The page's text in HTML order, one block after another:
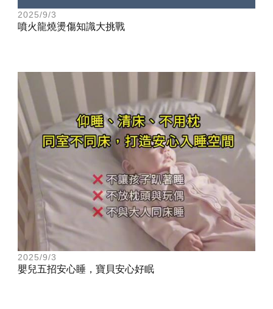
2025/9/3
噴火龍燒燙傷知識大挑戰
2025/9/3
嬰兒五招安心睡，寶貝安心好眠